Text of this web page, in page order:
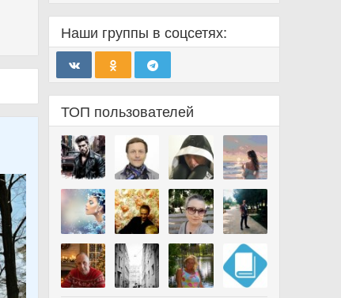
Наши группы в соцсетях:
ТОП пользователей